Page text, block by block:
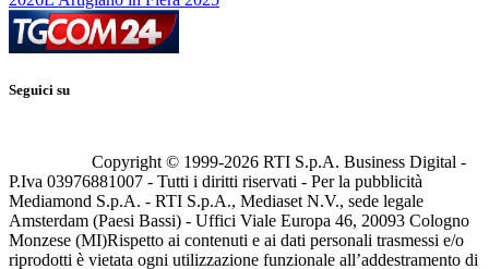
Seguici su
Copyright © 1999-2026 RTI S.p.A. Business Digital -
P.Iva 03976881007 - Tutti i diritti riservati - Per la pubblicità
Mediamond S.p.A. - RTI S.p.A., Mediaset N.V., sede legale
Amsterdam (Paesi Bassi) - Uffici Viale Europa 46, 20093 Cologno
Monzese (MI)Rispetto ai contenuti e ai dati personali trasmessi e/o
riprodotti è vietata ogni utilizzazione funzionale all’addestramento di